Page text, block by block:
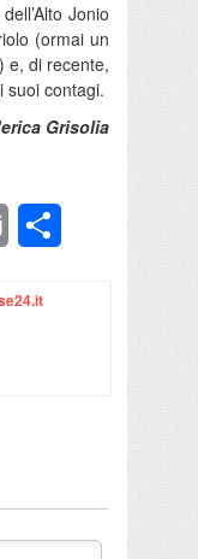
Jonio
(ormai un
e, di recente,
suoi contagi.
Grisolia
Email